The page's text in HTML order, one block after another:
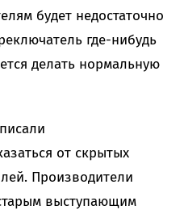
будет недостаточно
где-нибудь
делать нормальную
от скрытых
Производители
выступающим